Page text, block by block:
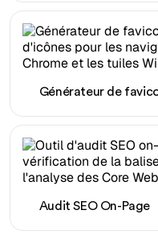
Générateur de
Audit SEO On-Page